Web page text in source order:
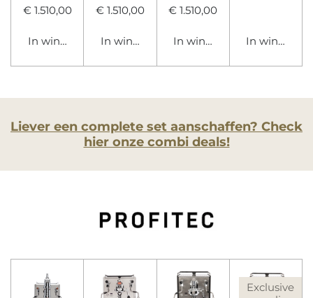
€ 1.510,00
In winkelwagen
€ 1.510,00
In winkelwagen
€ 1.510,00
In winkelwagen
In
Liever een complete set aanschaffen? Check
hier onze combi deals!
Exclusive